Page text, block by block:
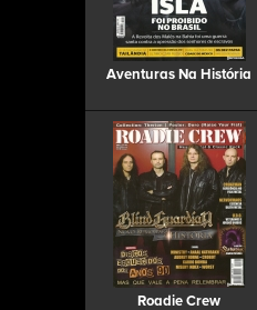
Aventuras Na História
Roadie Crew